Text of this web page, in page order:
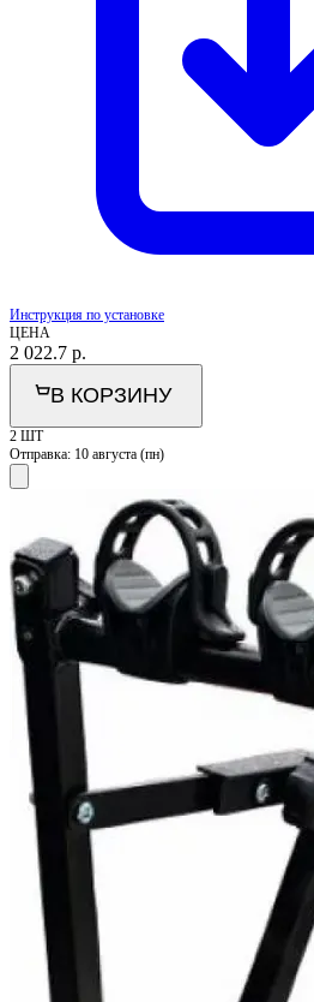
Инструкция по установке
ЦЕНА
2 022.7 р.
В КОРЗИНУ
2 ШТ
Отправка: 10 августа (пн)